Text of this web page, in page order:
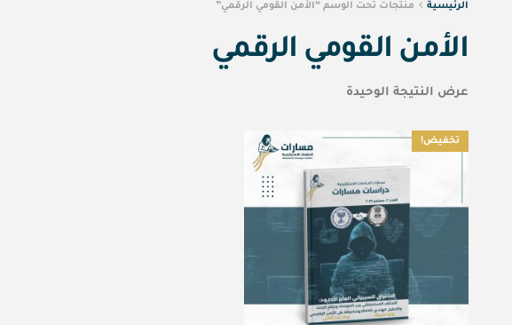
الرئيسية منتجات تحت الوسم “الأمن القومي الرقمي”
الأمن القومي الرقمي
عرض النتيجة الوحيدة
تخفيض!